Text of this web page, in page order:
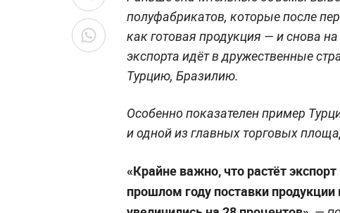
полуфабрикатов, которые после
как готовая продукция — и снова
экспорта идёт в дружественные
Турцию, Бразилию.
Особенно показателен пример
и одной из главных торговых
«Крайне важно, что растёт
прошлом году поставки